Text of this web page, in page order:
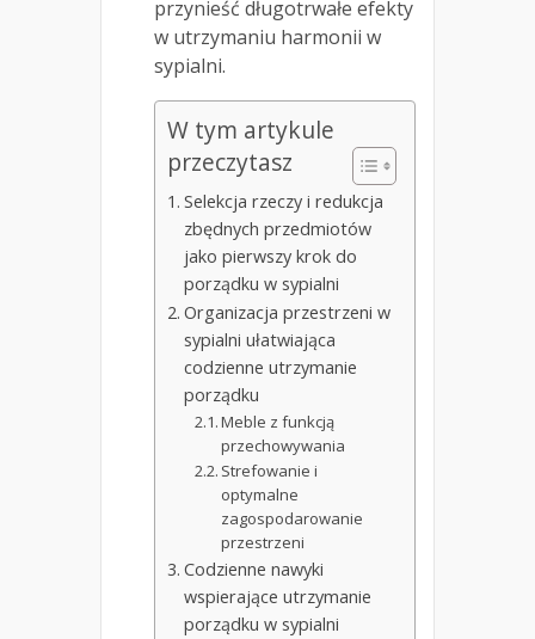
przynieść długotrwałe efekty
w utrzymaniu harmonii w
sypialni.
W tym artykule
przeczytasz
Selekcja rzeczy i redukcja
zbędnych przedmiotów
jako pierwszy krok do
porządku w sypialni
Organizacja przestrzeni w
sypialni ułatwiająca
codzienne utrzymanie
porządku
Meble z funkcją
przechowywania
Strefowanie i
optymalne
zagospodarowanie
przestrzeni
Codzienne nawyki
wspierające utrzymanie
porządku w sypialni